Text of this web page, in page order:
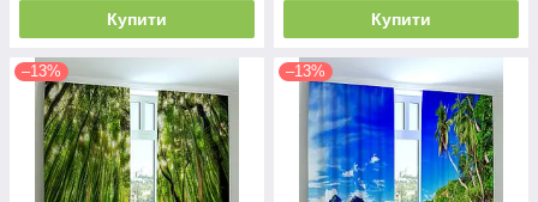
Купити Купити
–13% –13%